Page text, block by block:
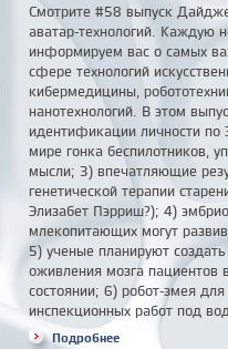
Смотрите #58 выпуск
аватар-технологий. Каждую
информируем вас о самых
сфере технологий
кибермедицины,
нанотехнологий. В этом
идентификации личности по
мире гонка беспилотников,
мысли; 3) впечатляющие
генетической терапии
Элизабет Пэрриш?); 4)
млекопитающих могут
5) ученые планируют создать
оживления мозга пациентов
состоянии; 6) робот-змея
инспекционных работ под
Подробнее